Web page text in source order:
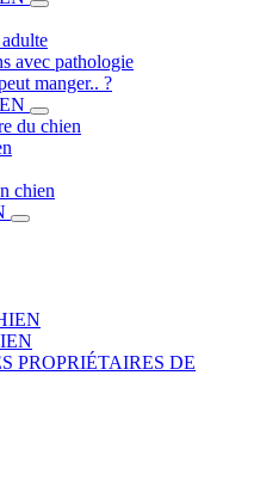
avec pathologie
manger.. ?
du chien
chien
PROPRIÉTAIRES DE